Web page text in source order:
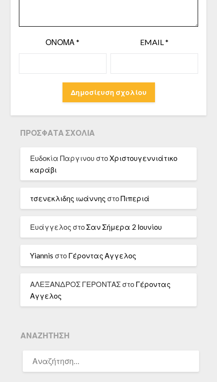
ΌΝΟΜΑ* EMAIL*
ΠΡΌΣΦΑΤΑ ΣΧΌΛΙΑ
Ευδοκία Παργινου στοΧριστουγεννιάτικο
καράβι
τσενεκλιδης ιωάννης στοΠιπεριά
Ευάγγελος στοΣαν Σήμερα 2 Ιουνίου
Yiannis στο Γέροντας Αγγελος
ΑΛΕΞΑΝΔΡΟΣ ΓΕΡΟΝΤΑΣ στο Γέροντας
Αγγελος
ΑΝΑΖΉΤΗΣΗ
ΓΙΑ: